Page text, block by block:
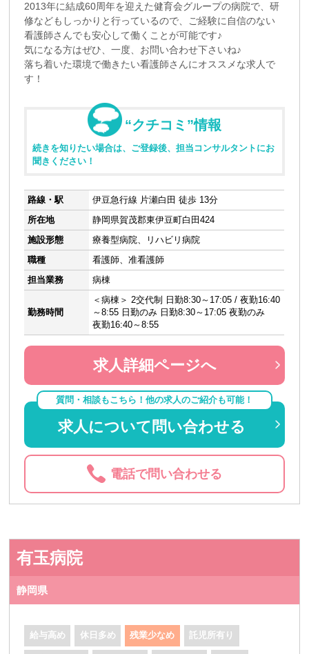
2013年に結成60周年を迎えた健育会グループの病院で、研
修などもしっかりと行っているので、ご経験に自信のない
看護師さんでも安心して働くことが可能です♪
気になる方はぜひ、一度、お問い合わせ下さいね♪
落ち着いた環境で働きたい看護師さんにオススメな求人で
す！
“クチコミ”情報
続きを知りたい場合は、ご登録後、担当コンサルタントにお
聞きください！
路線・駅
伊豆急行線 片瀬白田 徒歩 13分
所在地
静岡県賀茂郡東伊豆町白田424
施設形態
療養型病院、リハビリ病院
職種
看護師、准看護師
担当業務
病棟
勤務時間
＜病棟＞ 2交代制 日勤8:30～17:05 / 夜勤16:40
～8:55 日勤のみ 日勤8:30～17:05 夜勤のみ
夜勤16:40～8:55
求人詳細ページへ
質問・相談もこちら！他の求人のご紹介も可能！
求人について問い合わせる
電話で問い合わせる
有玉病院
静岡県
給与高め 休日多め 残業少なめ 託児所有り